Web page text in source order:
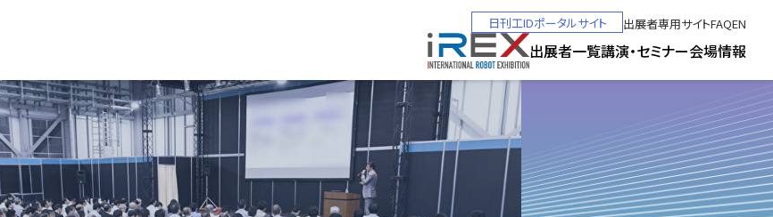
日刊工IDポータルサイト 出展者専用サイトFAQEN
出展者一覧講演・セミナー会場情報